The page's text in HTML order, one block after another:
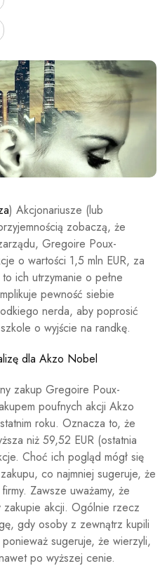
) Akcjonariusze (lub
zobaczą, że
Gregoire Poux-
o wartości 1,5 mln EUR, za
ich utrzymanie o pełne
pewność siebie
nerda, aby poprosić
o wyjście na randkę.
dla Akzo Nobel
zakup Gregoire Poux-
poufnych akcji Akzo
roku. Oznacza to, że
niż 59,52 EUR (ostatnia
Choć ich pogląd mógł się
co najmniej sugeruje, że
Zawsze uważamy, że
akcji. Ogólnie rzecz
gdy osoby z zewnątrz kupili
sugeruje, że wierzyli,
po wyższej cenie.